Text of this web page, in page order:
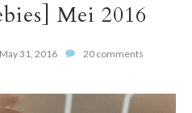
Mei 2016
31, 2016 20 comments